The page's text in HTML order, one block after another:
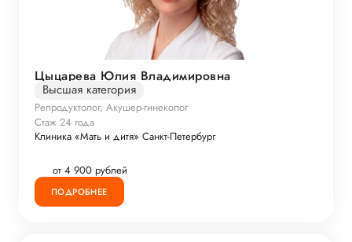
Цыцарева Юлия Владимировна
Высшая категория
Репродуктолог, Акушер-гинеколог
Стаж 24 года
Клиника «Мать и дитя» Санкт-Петербург
от 4 900 рублей
ПОДРОБНЕЕ